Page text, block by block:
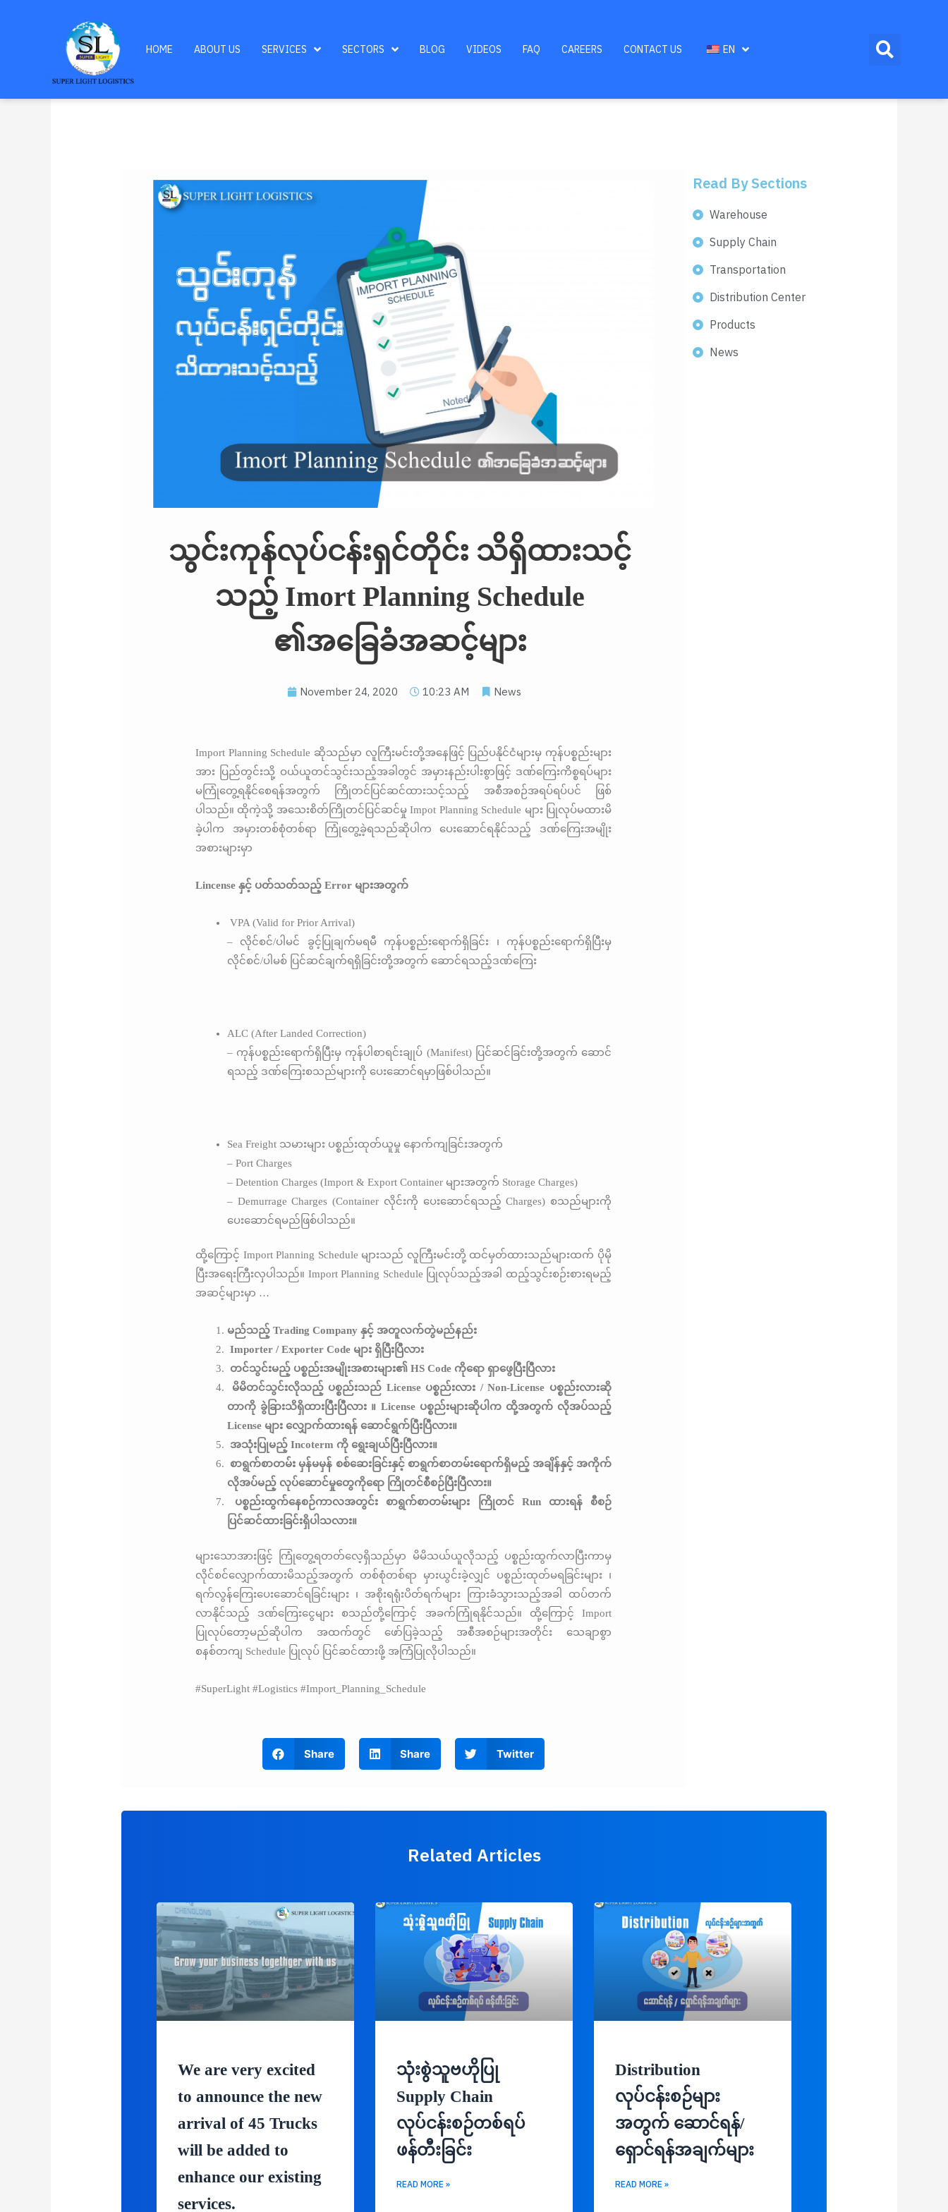
HOME ABOUT US SERVICES SECTORS BLOG VIDEOS FAQ CAREERS CONTACT US EN
သွင်းကုန်လုပ်ငန်းရှင်တိုင်း သိရှိထားသင့်
သည့် Imort Planning Schedule
၏အခြေခံအဆင့်များ
November 24, 2020 10:23 AM News
Import Planning Schedule ဆိုသည်မှာ လူကြီးမင်းတို့အနေဖြင့် ပြည်ပနိုင်ငံများမှ ကုန်ပစ္စည်းများ
အား ပြည်တွင်းသို့ ဝယ်ယူတင်သွင်းသည့်အခါတွင် အမှားနည်းပါးစွာဖြင့် ဒဏ်ကြေးကိစ္စရပ်များ
မကြုံတွေ့ရနိုင်စေရန်အတွက် ကြိုတင်ပြင်ဆင်ထားသင့်သည့် အစီအစဉ်အရပ်ရပ်ပင် ဖြစ်
ပါသည်။ ထိုကဲ့သို့ အသေးစိတ်ကြိုတင်ပြင်ဆင်မှု Impot Planning Schedule များ ပြုလုပ်မထားမိ
ခဲ့ပါက အမှားတစ်စုံတစ်ရာ ကြုံတွေ့ခဲ့ရသည်ဆိုပါက ပေးဆောင်ရနိုင်သည့် ဒဏ်ကြေးအမျိုး
အစားများမှာ
Lincense နှင့် ပတ်သတ်သည့် Error များအတွက်
VPA (Valid for Prior Arrival)
– လိုင်စင်/ပါမင် ခွင့်ပြုချက်မရမီ ကုန်ပစ္စည်းရောက်ရှိခြင်း ၊ ကုန်ပစ္စည်းရောက်ရှိပြီးမှ
လိုင်စင်/ပါမစ် ပြင်ဆင်ချက်ရရှိခြင်းတို့အတွက် ဆောင်ရသည့်ဒဏ်ကြေး
ALC (After Landed Correction)
– ကုန်ပစ္စည်းရောက်ရှိပြီးမှ ကုန်ပါစာရင်းချုပ် (Manifest) ပြင်ဆင်ခြင်းတို့အတွက် ဆောင်
ရသည့် ဒဏ်ကြေးစသည်များကို ပေးဆောင်ရမှာဖြစ်ပါသည်။
Sea Freight သမားများ ပစ္စည်းထုတ်ယူမှု နောက်ကျခြင်းအတွက်
– Port Charges
– Detention Charges (Import & Export Container များအတွက် Storage Charges)
– Demurrage Charges (Container လိုင်းကို ပေးဆောင်ရသည့် Charges) စသည်များကို
ပေးဆောင်ရမည်ဖြစ်ပါသည်။
ထို့ကြောင့် Import Planning Schedule များသည် လူကြီးမင်းတို့ ထင်မှတ်ထားသည်များထက် ပိုမို
ပြီးအရေးကြီးလှပါသည်။ Import Planning Schedule ပြုလုပ်သည့်အခါ ထည့်သွင်းစဉ်းစားရမည့်
အဆင့်များမှာ …
မည်သည့် Trading Company နှင့် အတူလက်တွဲမည်နည်း
Importer / Exporter Code များ ရှိပြီးပြီလား
တင်သွင်းမည့် ပစ္စည်းအမျိုးအစားများ၏ HS Code ကိုရော ရှာဖွေပြီးပြီလား
မိမိတင်သွင်းလိုသည့် ပစ္စည်းသည် License ပစ္စည်းလား / Non-License ပစ္စည်းလားဆို
တာကို ခွဲခြားသိရှိထားပြီးပြီလား ။ License ပစ္စည်းများဆိုပါက ထို့အတွက် လိုအပ်သည့်
License များ လျှောက်ထားရန် ဆောင်ရွက်ပြီးပြီလား။
အသုံးပြုမည့် Incoterm ကို ရွေးချယ်ပြီးပြီလား။
စာရွက်စာတမ်း မှန်မမှန် စစ်ဆေးခြင်းနှင့် စာရွက်စာတမ်းရောက်ရှိမည့် အချိန်နှင့် အကိုက်
လိုအပ်မည့် လုပ်ဆောင်မှုတွေကိုရော ကြိုတင်စီစဉ်ပြီးပြီလား။
ပစ္စည်းထွက်နေစဉ်ကာလအတွင်း စာရွက်စာတမ်းများ ကြိုတင် Run ထားရန် စီစဉ်
ပြင်ဆင်ထားခြင်းရှိပါသလား။
များသောအားဖြင့် ကြုံတွေ့ရတတ်လေ့ရှိသည်မှာ မိမိသယ်ယူလိုသည့် ပစ္စည်းထွက်လာပြီးကာမှ
လိုင်စင်လျှောက်ထားမိသည့်အတွက် တစ်စုံတစ်ရာ မှားယွင်းခဲ့လျှင် ပစ္စည်းထုတ်မရခြင်းများ ၊
ရက်လွန်ကြေးပေးဆောင်ရခြင်းများ ၊ အစိုးရရုံးပိတ်ရက်များ ကြားခံသွားသည့်အခါ ထပ်တက်
လာနိုင်သည့် ဒဏ်ကြေးငွေများ စသည်တို့ကြောင့် အခက်ကြုံရနိုင်သည်။ ထို့ကြောင့် Import
ပြုလုပ်တော့မည်ဆိုပါက အထက်တွင် ဖော်ပြခဲ့သည့် အစီအစဉ်များအတိုင်း သေချာစွာ
စနစ်တကျ Schedule ပြုလုပ် ပြင်ဆင်ထားဖို့ အကြံပြုလိုပါသည်။
#SuperLight #Logistics #Import_Planning_Schedule
Share Share Twitter
Read By Sections
Warehouse
Supply Chain
Transportation
Distribution Center
Products
News
Related Articles
We are very excited
to announce the new
arrival of 45 Trucks
will be added to
enhance our existing
services.
သုံးစွဲသူဗဟိုပြု
Supply Chain
လုပ်ငန်းစဉ်တစ်ရပ်
ဖန်တီးခြင်း
READ MORE »
Distribution
လုပ်ငန်းစဉ်များ
အတွက် ဆောင်ရန်/
ရှောင်ရန်အချက်များ
READ MORE »